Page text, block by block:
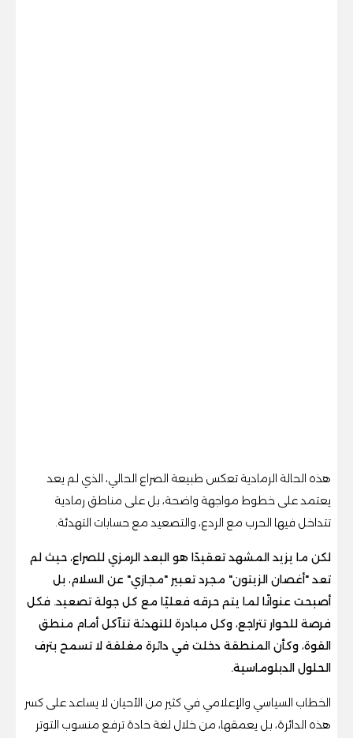
هذه الحالة الرمادية تعكس طبيعة الصراع الحالي، الذي لم يعد
يعتمد على خطوط مواجهة واضحة، بل على مناطق رمادية
تتداخل فيها الحرب مع الردع، والتصعيد مع حسابات التهدئة.
لكن ما يزيد المشهد تعقيدًا هو البعد الرمزي للصراع، حيث لم
تعد "أغصان الزيتون" مجرد تعبير "مجازي" عن السلام، بل
أصبحت عنوانًا لما يتم حرقه فعليًا مع كل جولة تصعيد. فكل
فرصة للحوار تتراجع، وكل مبادرة للتهدئة تتآكل أمام منطق
القوة، وكأن المنطقة دخلت في دائرة مغلقة لا تسمح بترف
الحلول الدبلوماسية.
الخطاب السياسي والإعلامي في كثير من الأحيان لا يساعد على كسر
هذه الدائرة، بل يعمقها، من خلال لغة حادة ترفع منسوب التوتر